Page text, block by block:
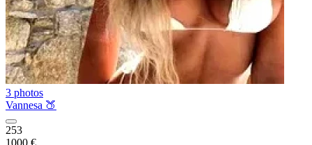
3 photos
Vannesa 🍑
253
1000 €